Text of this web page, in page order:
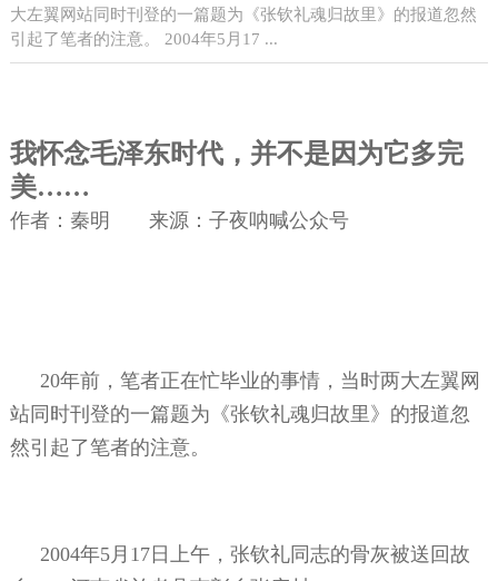
大左翼网站同时刊登的一篇题为《张钦礼魂归故里》的报道忽然
引起了笔者的注意。 2004年5月17 ...
我怀念毛泽东时代，并不是因为它多完
美……
作者：秦明 来源：子夜呐喊公众号
20年前，笔者正在忙毕业的事情，当时两大左翼网
站同时刊登的一篇题为《张钦礼魂归故里》的报道忽
然引起了笔者的注意。
2004年5月17日上午，张钦礼同志的骨灰被送回故